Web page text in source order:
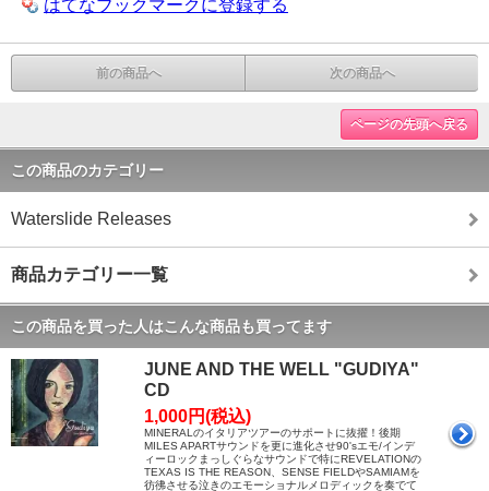
はてなブックマークに登録する
前の商品へ 次の商品へ
ページの先頭へ戻る
この商品のカテゴリー
Waterslide Releases
商品カテゴリー一覧
この商品を買った人はこんな商品も買ってます
JUNE AND THE WELL "GUDIYA"
CD
1,000円(税込)
MINERALのイタリアツアーのサポートに抜擢！後期
MILES APARTサウンドを更に進化させ90'sエモ/インデ
ィーロックまっしぐらなサウンドで特にREVELATIONの
TEXAS IS THE REASON、SENSE FIELDやSAMIAMを
彷彿させる泣きのエモーショナルメロディックを奏でて